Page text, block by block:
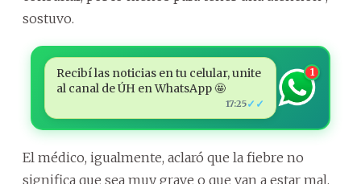
sostuvo.
Recibí las noticias en tu celular, unite
al canal de ÚH en WhatsApp 🤩
17:25✓✓
1
El médico, igualmente, aclaró que la fiebre no
significa que sea muy grave o que van a estar mal,